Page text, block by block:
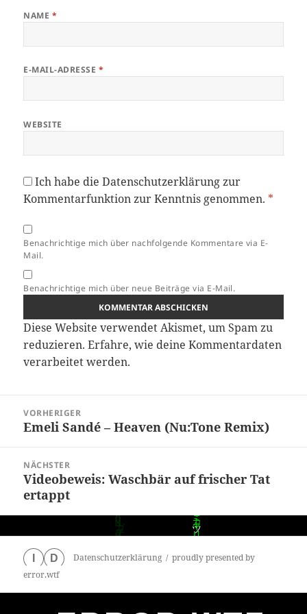
NAME *
E-MAIL-ADRESSE *
WEBSITE
Ich habe dieDatenschutzerklärungzur
Kommentarfunktion zur Kenntnis genommen. *
Benachrichtige mich über nachfolgende Kommentare via E-
Mail.
Benachrichtige mich über neue Beiträge via E-Mail.
Diese Website verwendet Akismet, um Spam zu
reduzieren.Erfahre, wie deine Kommentardaten
verarbeitet werden.
VORHERIGER
Vorheriger
Emeli Sandé – Heaven (Nu:Tone Remix)
NÄCHSTER
Nächster
Beitrag:
Videobeweis: Waschbär auf frischer Tat
ertappt
D Datenschutzerklärung
proudly presented by
error.wtf